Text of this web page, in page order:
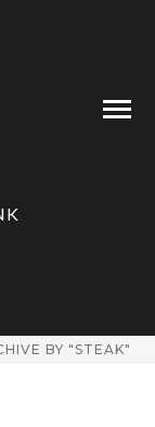
BY "STEAK"